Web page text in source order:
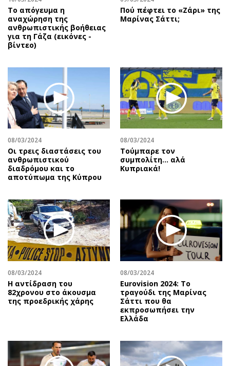
Το απόγευμα η
αναχώρηση της
ανθρωπιστικής βοήθειας
για τη Γάζα (εικόνες -
βίντεο)
Πού πέφτει το «Ζάρι» της
Μαρίνας Σάττι;
08/03/2024
Οι τρεις διαστάσεις του
ανθρωπιστικού
διαδρόμου και το
αποτύπωμα της Κύπρου
08/03/2024
Τούμπαρε τον
συμπολίτη… αλά
Κυπριακά!
08/03/2024
Η αντίδραση του
82χρονου στο άκουσμα
της προεδρικής χάρης
08/03/2024
Eurovision 2024: Το
τραγούδι της Μαρίνας
Σάττι που θα
εκπροσωπήσει την
Ελλάδα